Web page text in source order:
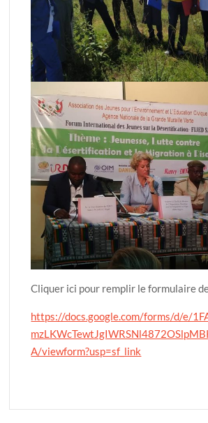
Cliquer ici pour remplir le formulaire
https://docs.google.com/forms/d/e/
A/viewform?usp=sf_link